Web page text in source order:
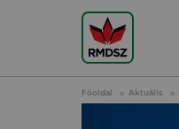
Főoldal Aktuális